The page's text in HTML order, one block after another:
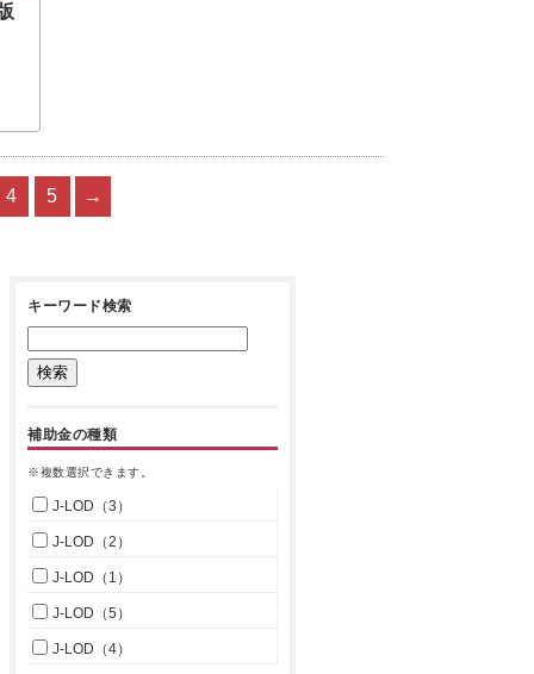
4 5 →
キーワード検索
補助金の種類
※複数選択できます。
J-LOD（3）
J-LOD（2）
J-LOD（1）
J-LOD（5）
J-LOD（4）